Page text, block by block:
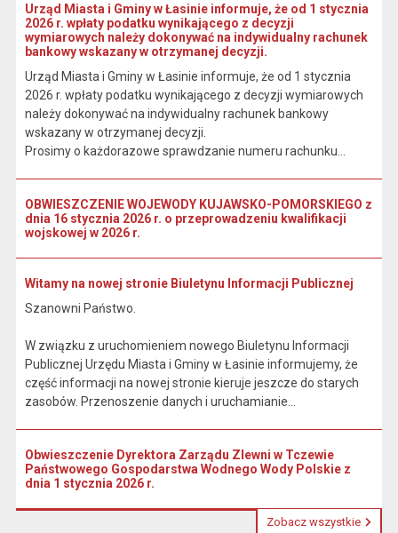
Urząd Miasta i Gminy w Łasinie informuje, że od 1 stycznia
2026 r. wpłaty podatku wynikającego z decyzji
wymiarowych należy dokonywać na indywidualny rachunek
bankowy wskazany w otrzymanej decyzji.
Urząd Miasta i Gminy w Łasinie informuje, że od 1 stycznia
2026 r. wpłaty podatku wynikającego z decyzji wymiarowych
należy dokonywać na indywidualny rachunek bankowy
wskazany w otrzymanej decyzji.
Prosimy o każdorazowe sprawdzanie numeru rachunku...
OBWIESZCZENIE WOJEWODY KUJAWSKO-POMORSKIEGO z
dnia 16 stycznia 2026 r. o przeprowadzeniu kwalifikacji
wojskowej w 2026 r.
Witamy na nowej stronie Biuletynu Informacji Publicznej
Szanowni Państwo.
W związku z uruchomieniem nowego Biuletynu Informacji
Publicznej Urzędu Miasta i Gminy w Łasinie informujemy, że
część informacji na nowej stronie kieruje jeszcze do starych
zasobów. Przenoszenie danych i uruchamianie...
Obwieszczenie Dyrektora Zarządu Zlewni w Tczewie
Państwowego Gospodarstwa Wodnego Wody Polskie z
dnia 1 stycznia 2026 r.
Zobacz wszystkie